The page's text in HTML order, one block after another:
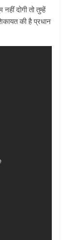
दोगी तो तुम्हें
की है प्रधान